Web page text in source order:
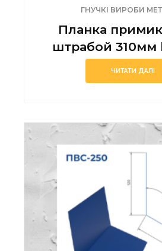
ГНУЧКІ ВИРОБИ
Планка
штрабой 310мм
ЧИТАТИ ДАЛІ